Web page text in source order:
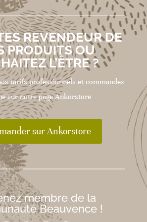
REVENDEUR DE
PRODUITS OU
L’ÊTRE ?
tarifs professionnels et commandez
sur notre page Ankorstore
sur Ankorstore
membre de la
Beauvence !